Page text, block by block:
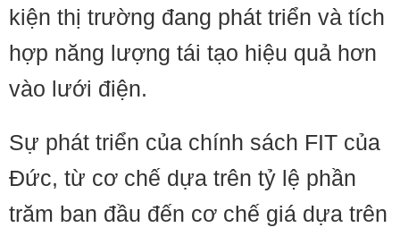
kiện thị trường đang phát triển và tích
hợp năng lượng tái tạo hiệu quả hơn
vào lưới điện.
Sự phát triển của chính sách FIT của
Đức, từ cơ chế dựa trên tỷ lệ phần
trăm ban đầu đến cơ chế giá dựa trên